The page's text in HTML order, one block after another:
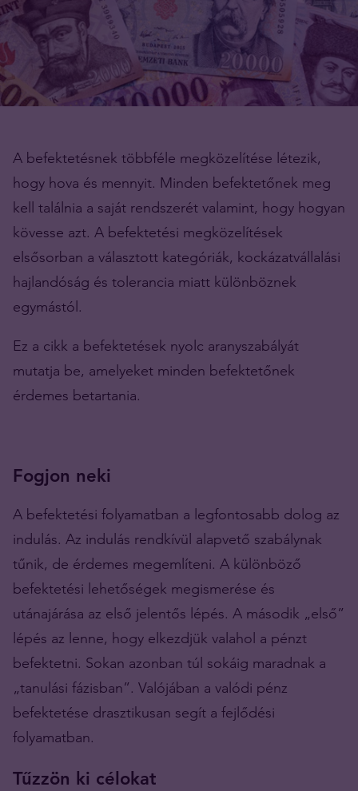
A befektetésnek többféle megközelítése létezik,
hogy hova és mennyit. Minden befektetőnek meg
kell találnia a saját rendszerét valamint, hogy hogyan
kövesse azt. A befektetési megközelítések
elsősorban a választott kategóriák, kockázatvállalási
hajlandóság és tolerancia miatt különböznek
egymástól.
Ez a cikk a befektetések nyolc aranyszabályát
mutatja be, amelyeket minden befektetőnek
érdemes betartania.
Fogjon neki
A befektetési folyamatban a legfontosabb dolog az
indulás. Az indulás rendkívül alapvető szabálynak
tűnik, de érdemes megemlíteni. A különböző
befektetési lehetőségek megismerése és
utánajárása az első jelentős lépés. A második „első”
lépés az lenne, hogy elkezdjük valahol a pénzt
befektetni. Sokan azonban túl sokáig maradnak a
„tanulási fázisban”. Valójában a valódi pénz
befektetése drasztikusan segít a fejlődési
folyamatban.
Tűzzön ki célokat